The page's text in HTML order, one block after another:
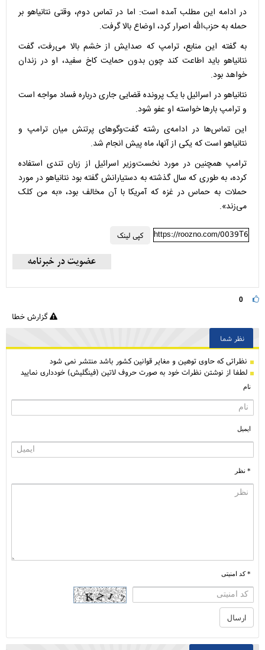
در ادامه این مطلب آمده است: اما در تماس دوم، وقتی نتانیاهو بر
حمله به حزب‌الله اصرار کرد، اوضاع بالا گرفت.
به گفته این منابع، ترامپ که صدایش از خشم بالا می‌رفت، گفت
نتانیاهو باید اطاعت کند چون بدون حمایت کاخ سفید، او در زندان
خواهد بود.
نتانیاهو در اسرائیل با یک پرونده قضایی جاری درباره فساد مواجه است
و ترامپ بارها خواسته او عفو شود.
این تماس‌ها در ادامه‌ی رشته گفت‌وگوهای پرتنش میان ترامپ و
نتانیاهو است که یکی از آنها، ماه پیش انجام شد.
ترامپ همچنین در مورد نخست‌وزیر اسرائیل از زبان تندی استفاده
کرده، به طوری که سال گذشته به دستیارانش گفته بود نتانیاهو در مورد
حملات به حماس در غزه که آمریکا با آن مخالف بود، «به من کلک
می‌زند».
کپی لینک https://roozno.com/0039T6
0
گزارش خطا
نظر شما
نظراتی كه حاوی توهین و مغایر قوانین کشور باشد منتشر نمی شود
لطفا از نوشتن نظرات خود به صورت حروف لاتین (فینگلیش) خودداری نمایید
نام
ایمیل
* نظر
* کد امنیتی